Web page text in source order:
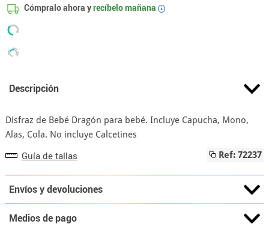
Cómpralo ahora yrecíbelo mañana i
Descripción
Disfraz de Bebé Dragón para bebé. Incluye Capucha, Mono,
Alas, Cola. No incluye Calcetines
Guía de tallas Ref: 72237
Envíos y devoluciones
Medios de pago